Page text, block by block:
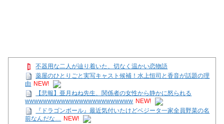
不器用な二人が辿り着いた、切なく温かい恋物語
薬屋のひとりごと実写キャスト候補！水上恒司と香音が話題の理
由 NEW!
【悲報】亜月ねね先生、関係者の女性から静かに怒られる
wwwwwwwwwwwwwwwwwwwwwwww NEW!
『ドラゴンボール』最近気付いたけどベジータ一家全員野菜の名
前なんだな… NEW!